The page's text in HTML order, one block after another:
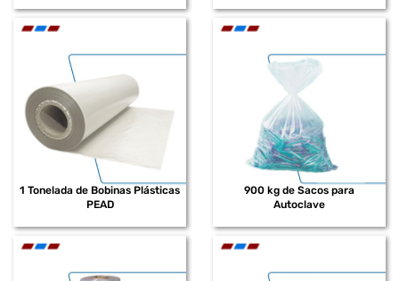
1 Tonelada de Bobinas Plásticas
PEAD
900 kg de Sacos para
Autoclave